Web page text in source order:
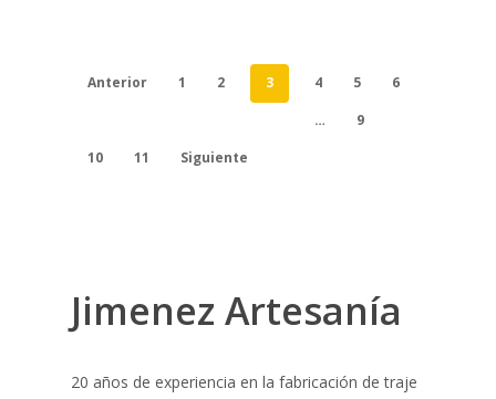
Anterior 1 2 3 4 5
6
…
9
10
11 Siguiente
Jimenez Artesanía
20 años de experiencia en la fabricación de traje